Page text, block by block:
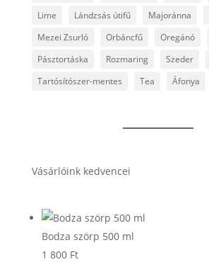
Lime
Lándzsás útifű Majoránna
Mezei Zsurló
Orbáncfű Oregánó
Pásztortáska
Rozmaring Szeder
Tartósítószer-mentes
Tea Áfonya
Vásárlóink kedvencei
Bodza szörp 500 ml
1 800 Ft